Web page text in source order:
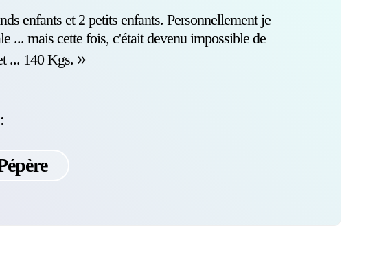
enfants et 2 petits enfants. Personnellement je
... mais cette fois, c'était devenu impossible de
... 140 Kgs.